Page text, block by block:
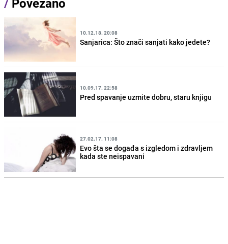
10.12.18. 20:08
Sanjarica: Što znači sanjati kako jedete?
10.09.17. 22:58
Pred spavanje uzmite dobru, staru knjigu
27.02.17. 11:08
Evo šta se događa s izgledom i zdravljem
kada ste neispavani